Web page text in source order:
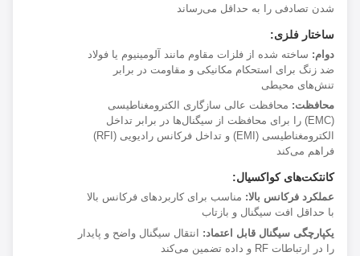
شدن تصادفی را به حداقل می‌رساند
ساختار فلزی:
ساخته شده از فلزات مقاوم مانند آلومینیوم یا فولاد
ضد زنگ برای استحکام مکانیکی و مقاومت در برابر
تنش‌های محیطی
محافظت:محافظت عالی سازگاری الکترومغناطیسی
(EMC) را برای محافظت از سیگنال‌ها در برابر تداخل
الکترومغناطیسی (EMI) و تداخل فرکانس رادیویی (RFI)
فراهم می‌کند
کانتکت‌های کواکسیال:
عملکرد فرکانس بالا:مناسب برای کاربردهای فرکانس بالا
با حداقل افت سیگنال و بازتاب
یکپارچگی سیگنال قابل اعتماد:انتقال سیگنال واضح و پایدار
را در ارتباطات RF و داده تضمین می‌کند